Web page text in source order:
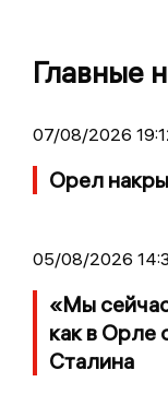
Главные
07/08/2026
Орел
05/08/2026
«Мы
как в Орле
Сталина